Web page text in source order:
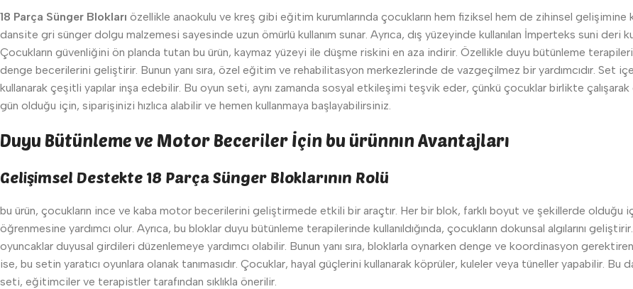
18 Parça Sünger Blokları özellikle anaokulu ve kreş gibi eğitim kurumlarında çocukların hem fiziksel hem de zihinsel
dansite gri sünger dolgu malzemesi sayesinde uzun ömürlü kullanım sunar. Ayrıca, dış yüzeyinde kullanılan İmperteks suni deri
Çocukların güvenliğini ön planda tutan bu ürün, kaymaz yüzeyi ile düşme riskini en aza indirir. Özellikle duyu bütünleme
denge becerilerini geliştirir. Bunun yanı sıra, özel eğitim ve rehabilitasyon merkezlerinde de vazgeçilmez bir yardımcıdır. Set
kullanarak çeşitli yapılar inşa edebilir. Bu oyun seti, aynı zamanda sosyal etkileşimi teşvik eder, çünkü çocuklar birlikte
gün olduğu için, siparişinizi hızlıca alabilir ve hemen kullanmaya başlayabilirsiniz.
Duyu Bütünleme ve Motor Beceriler İçin bu ürünnın Avantajları
Gelişimsel Destekte 18 Parça Sünger Bloklarının Rolü
bu ürün, çocukların ince ve kaba motor becerilerini geliştirmede etkili bir araçtır. Her bir blok, farklı boyut ve şekillerde olduğu
öğrenmesine yardımcı olur. Ayrıca, bu bloklar duyu bütünleme terapilerinde kullanıldığında, çocukların dokunsal algılarını
oyuncaklar duyusal girdileri düzenlemeye yardımcı olabilir. Bunun yanı sıra, bloklarla oynarken denge ve koordinasyon gerektiren
ise, bu setin yaratıcı oyunlara olanak tanımasıdır. Çocuklar, hayal güçlerini kullanarak köprüler, kuleler veya tüneller yapabilir.
seti, eğitimciler ve terapistler tarafından sıklıkla önerilir.